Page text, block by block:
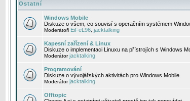
Ostatní
Windows Mobile
Diskuze o všem, co souvisí s operačním systémem
Moderátoři EiFeL96 jacktalking
Kapesní zařízení & Linux
Diskuze o implementaci Linuxu na přístrojích s Windows
Moderátorjacktalking
Programování
Diskuze o vývojářských aktivitách pro Windows Mobile.
Moderátorjacktalking
Offtopic